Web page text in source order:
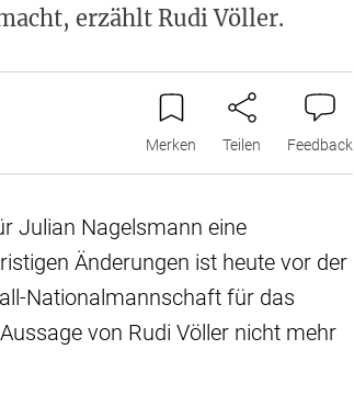
erzählt Rudi Völler.
Merken Teilen Feedback
Julian Nagelsmann eine
Änderungen ist heute vor der
Nationalmannschaft für das
von Rudi Völler nicht mehr